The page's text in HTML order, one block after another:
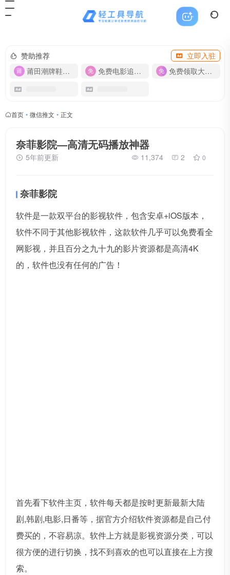
赞助推荐
立即入驻
莆田潮牌鞋服-货源
免费电影追剧APP 免费领取大流量卡【500G】
首页 • 微信推文 • 正文
奈菲影院—高清无码播放神器
5年前更新 11,374 2 0
奈菲影院
软件是一款双平台的影视软件，包含安卓+iOS版本，
软件不同于其他影视软件，这款软件几乎可以免费看全
网影视，并且百分之九十九的影片资源都是高清4K
的，软件也没有任何的广告！
首先看下软件主页，软件每天都是按时更新最新大陆
剧,韩剧,电影,日番等，据官方介绍软件资源都是自己付
费买的，不容易凉。软件上方就是影视资源分类，可以
很方便的进行切换，找不到喜欢的也可以直接在上方搜
索。